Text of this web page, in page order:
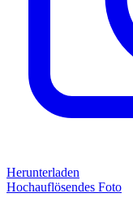
Herunterladen
Hochauflösendes Foto